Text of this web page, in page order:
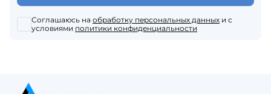
Соглашаюсь на обработку персональных данных и с
условиями политики конфиденциальности